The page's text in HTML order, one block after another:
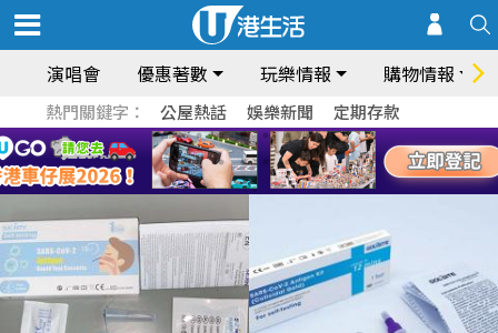
演唱會 優惠著數 玩樂情報 購物情報
熱門關鍵字： 公屋熱話 娛樂新聞 定期存款